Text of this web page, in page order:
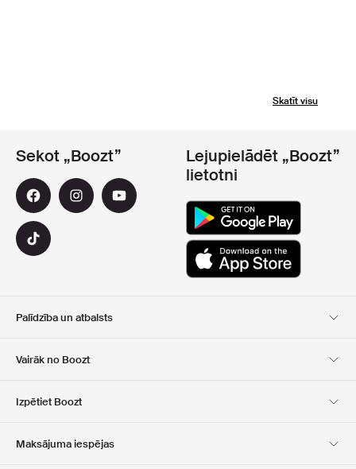
Skatīt visu
Palīdzība un atbalsts
Vairāk no Boozt
Club Boozt
Izpētiet Boozt
Sekot „Boozt”
Lejupielādēt „Boozt”
lietotni
Maksājuma iespējas